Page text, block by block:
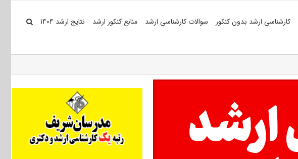
کارشناسی ارشد بدون کنکور سوالات کارشناسی ارشد منابع کنکور ارشد نتایج ارشد ۱۴۰۴